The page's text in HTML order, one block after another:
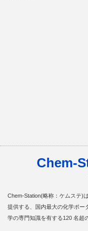
Chem-
Chem-Station(略称：ケムステ)
提供する、国内最大の化学ポー
学の専門知識を有する120 名超